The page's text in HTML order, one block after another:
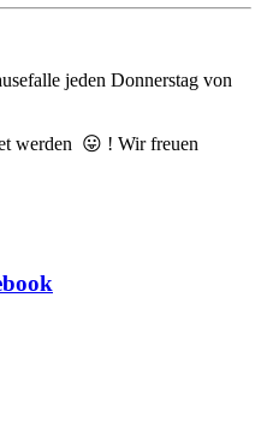
jeden Don­ner­stag von
wer­den 😛 ! Wir freuen